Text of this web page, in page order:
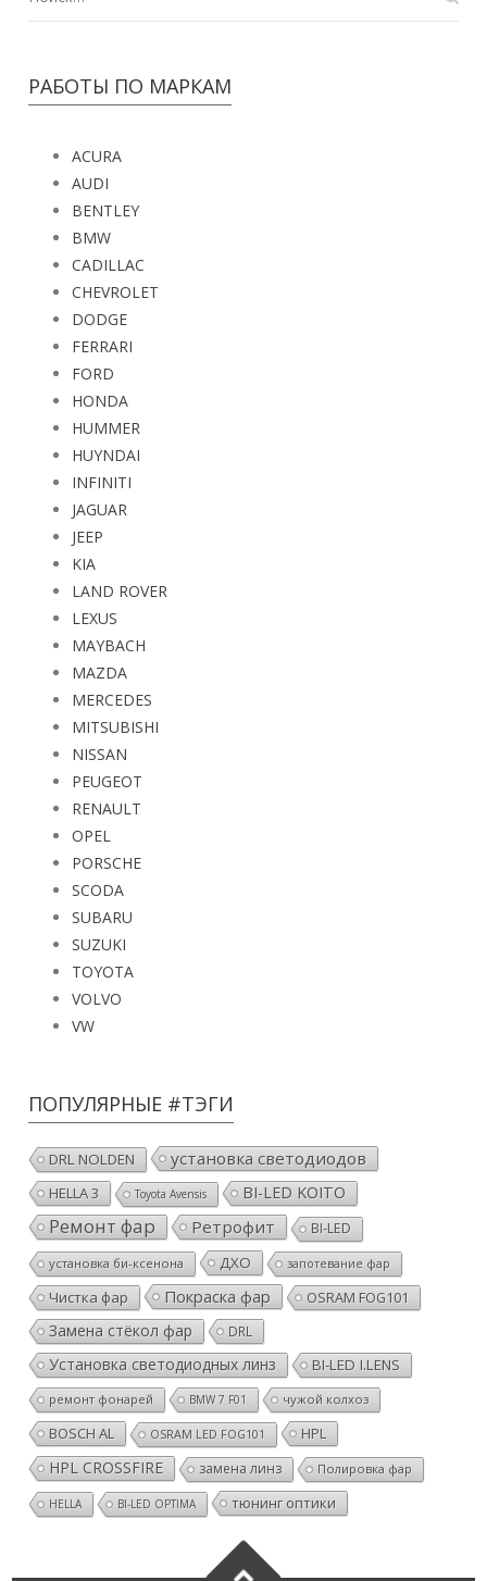
РАБОТЫ ПО МАРКАМ
ACURA
AUDI
BENTLEY
BMW
CADILLAC
CHEVROLET
DODGE
FERRARI
FORD
HONDA
HUMMER
HUYNDAI
INFINITI
JAGUAR
JEEP
KIA
LAND ROVER
LEXUS
MAYBACH
MAZDA
MERCEDES
MITSUBISHI
NISSAN
PEUGEOT
RENAULT
OPEL
PORSCHE
SCODA
SUBARU
SUZUKI
TOYOTA
VOLVO
VW
ПОПУЛЯРНЫЕ #ТЭГИ
DRL NOLDEN установка светодиодов
HELLA 3 Toyota Avensis BI-LED KOITO
Ремонт фар Ретрофит BI-LED
установка би-ксенона ДХО запотевание фар
Чистка фар Покраска фар OSRAM FOG101
Замена стёкол фар DRL
Установка светодиодных линз BI-LED I.LENS
ремонт фонарей BMW 7 F01 чужой колхоз
BOSCH AL OSRAM LED FOG101 HPL
HPL CROSSFIRE замена линз Полировка фар
HELLA BI-LED OPTIMA тюнинг оптики